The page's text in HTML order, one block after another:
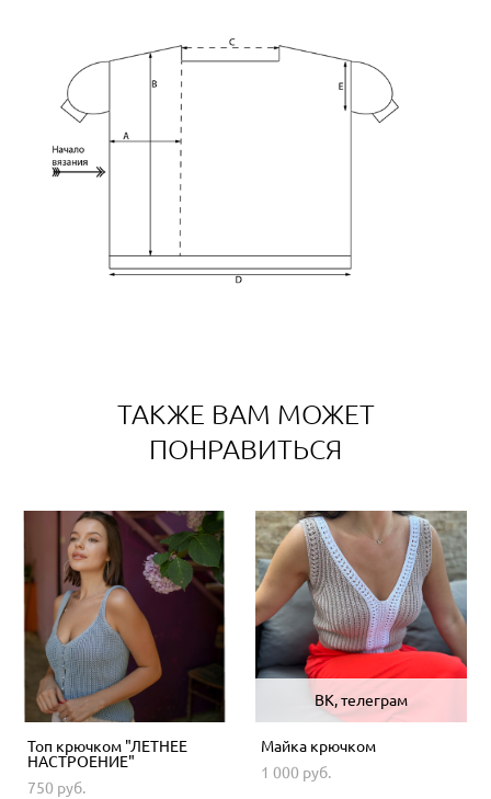
ТАКЖЕ ВАМ МОЖЕТ
ПОНРАВИТЬСЯ
Топ крючком "ЛЕТНЕЕ
НАСТРОЕНИЕ"
750 pуб.
ВК, телеграм
Майка крючком
1 000 pуб.